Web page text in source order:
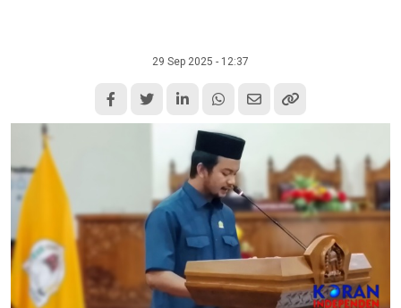
29 Sep 2025 - 12:37